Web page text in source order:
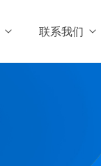
联系我们